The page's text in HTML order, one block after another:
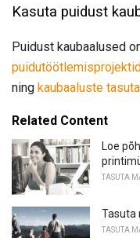
Kasuta puidust
Puidust kaubaalused
ning kaubaaluste
Related Content
Loe
TASUTA
Tasuta
TASUTA